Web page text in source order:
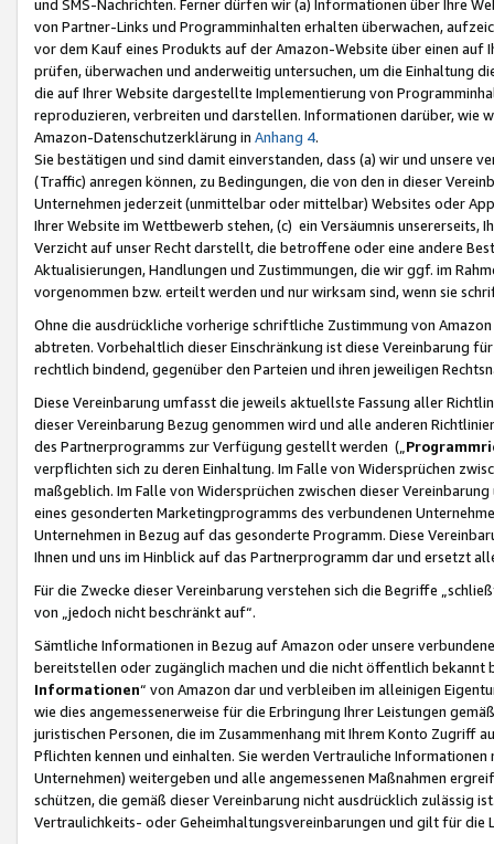
und SMS-Nachrichten. Ferner dürfen wir (a) Informationen über Ihre
von Partner-Links und Programminhalten erhalten überwachen,
vor dem Kauf eines Produkts auf der Amazon-Website über einen
prüfen, überwachen und anderweitig untersuchen, um die Einhaltung
die auf Ihrer Website dargestellte Implementierung von
reproduzieren, verbreiten und darstellen. Informationen darüber, wie
Amazon-Datenschutzerklärung in Anhang 4.
Sie bestätigen und sind damit einverstanden, dass (a) wir und
(Traffic) anregen können, zu Bedingungen, die von den in dieser
Unternehmen jederzeit (unmittelbar oder mittelbar) Websites oder
Ihrer Website im Wettbewerb stehen, (c) ein Versäumnis unsererseits,
Verzicht auf unser Recht darstellt, die betroffene oder eine andere
Aktualisierungen, Handlungen und Zustimmungen, die wir ggf. im
vorgenommen bzw. erteilt werden und nur wirksam sind, wenn sie
Ohne die ausdrückliche vorherige schriftliche Zustimmung von
abtreten. Vorbehaltlich dieser Einschränkung ist diese Vereinbarung
rechtlich bindend, gegenüber den Parteien und ihren jeweiligen
Diese Vereinbarung umfasst die jeweils aktuellste Fassung aller
dieser Vereinbarung Bezug genommen wird und alle anderen
des Partnerprogramms zur Verfügung gestellt werden („
verpflichten sich zu deren Einhaltung. Im Falle von Widersprüchen
maßgeblich. Im Falle von Widersprüchen zwischen dieser
eines gesonderten Marketingprogramms des verbundenen
Unternehmen in Bezug auf das gesonderte Programm. Diese
Ihnen und uns im Hinblick auf das Partnerprogramm dar und ersetzt
Für die Zwecke dieser Vereinbarung verstehen sich die Begriffe
von „jedoch nicht beschränkt auf“.
Sämtliche Informationen in Bezug auf Amazon oder unsere
bereitstellen oder zugänglich machen und die nicht öffentlich
Informationen“ von Amazon dar und verbleiben im alleinigen
wie dies angemessenerweise für die Erbringung Ihrer Leistungen
juristischen Personen, die im Zusammenhang mit Ihrem Konto
Pflichten kennen und einhalten. Sie werden Vertrauliche
Unternehmen) weitergeben und alle angemessenen Maßnahmen
schützen, die gemäß dieser Vereinbarung nicht ausdrücklich zulässig
Vertraulichkeits- oder Geheimhaltungsvereinbarungen und gilt für die